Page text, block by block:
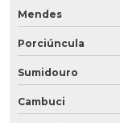
Mendes
Porciúncula
Sumidouro
Cambuci